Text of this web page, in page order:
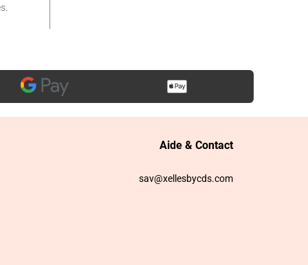
Aide & Contact
sav@xellesbycds.com